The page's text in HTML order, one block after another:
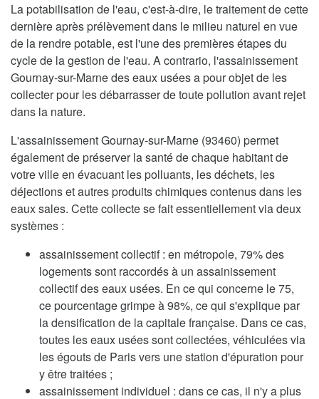
La potabilisation de l'eau, c'est-à-dire, le traitement de cette
dernière après prélèvement dans le milieu naturel en vue
de la rendre potable, est l'une des premières étapes du
cycle de la gestion de l'eau. A contrario, l'assainissement
Gournay-sur-Marne des eaux usées a pour objet de les
collecter pour les débarrasser de toute pollution avant rejet
dans la nature.
L'assainissement Gournay-sur-Marne (93460) permet
également de préserver la santé de chaque habitant de
votre ville en évacuant les polluants, les déchets, les
déjections et autres produits chimiques contenus dans les
eaux sales. Cette collecte se fait essentiellement via deux
systèmes :
assainissement collectif : en métropole, 79% des
logements sont raccordés à un assainissement
collectif des eaux usées. En ce qui concerne le 75,
ce pourcentage grimpe à 98%, ce qui s'explique par
la densification de la capitale française. Dans ce cas,
toutes les eaux usées sont collectées, véhiculées via
les égouts de Paris vers une station d'épuration pour
y être traitées ;
assainissement individuel : dans ce cas, il n'y a plus